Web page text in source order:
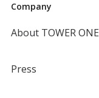
Company
About TOWER ONE
Press